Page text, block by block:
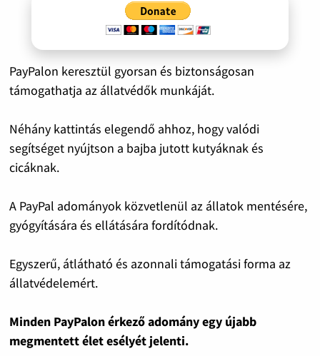
PayPalon keresztül gyorsan és biztonságosan
támogathatja az állatvédők munkáját.
Néhány kattintás elegendő ahhoz, hogy valódi
segítséget nyújtson a bajba jutott kutyáknak és
cicáknak.
A PayPal adományok közvetlenül az állatok mentésére,
gyógyítására és ellátására fordítódnak.
Egyszerű, átlátható és azonnali támogatási forma az
állatvédelemért.
Minden PayPalon érkező adomány egy újabb
megmentett élet esélyét jelenti.